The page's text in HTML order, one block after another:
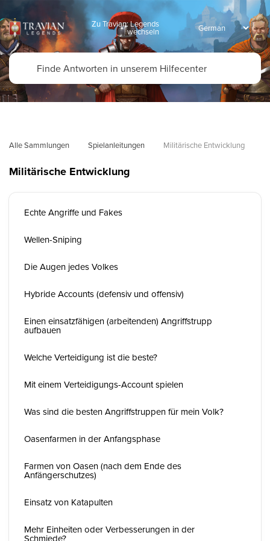
Zu Travian: Legends
wechseln
Alle Sammlungen Spielanleitungen Militärische Entwicklung
Militärische Entwicklung
Echte Angriffe und Fakes
Wellen-Sniping
Die Augen jedes Volkes
Hybride Accounts (defensiv und offensiv)
Einen einsatzfähigen (arbeitenden) Angriffstrupp
aufbauen
Welche Verteidigung ist die beste?
Mit einem Verteidigungs-Account spielen
Was sind die besten Angriffstruppen für mein Volk?
Oasenfarmen in der Anfangsphase
Farmen von Oasen (nach dem Ende des
Anfängerschutzes)
Einsatz von Katapulten
Mehr Einheiten oder Verbesserungen in der
Schmiede?